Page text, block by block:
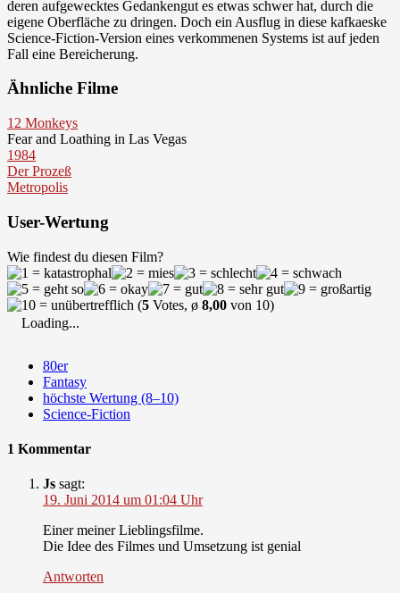
deren aufgewecktes Gedankengut es etwas schwer hat, durch die
eigene Oberfläche zu dringen. Doch ein Ausflug in diese kafkaeske
Science-Fiction-Version eines verkommenen Systems ist auf jeden
Fall eine Bereicherung.
Ähnliche Filme
12 Monkeys
Fear and Loathing in Las Vegas
1984
Der Prozeß
Metropolis
User-Wertung
Wie findest du diesen Film?
(5 Votes, ø 8,00 von 10)
Loading...
80er
Fantasy
höchste Wertung (8–10)
Science-Fiction
1 Kommentar
Js sagt:
19. Juni 2014 um 01:04 Uhr
Einer meiner Lieblingsfilme.
Die Idee des Filmes und Umsetzung ist genial
Antworten